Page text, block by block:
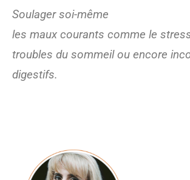
Soulager soi-même
les maux courants comme le
troubles du sommeil ou encore
digestifs.